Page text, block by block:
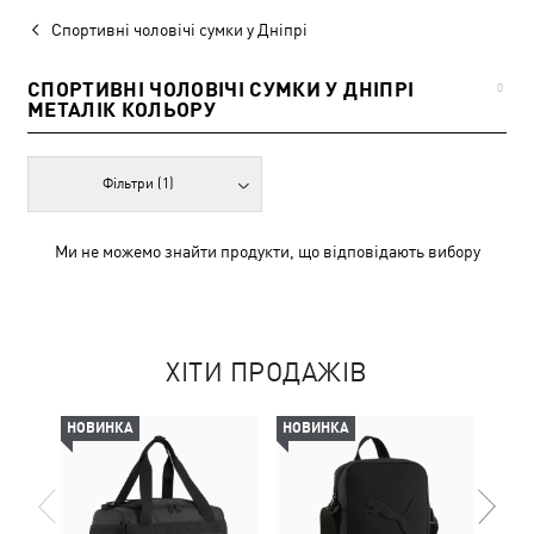
Спортивні чоловічі сумки у Дніпрі
СПОРТИВНІ ЧОЛОВІЧІ СУМКИ У ДНІПРІ
МЕТАЛІК КОЛЬОРУ
0
Фільтри (1)
Ми не можемо знайти продукти, що відповідають вибору
ХІТИ ПРОДАЖІВ
НОВИНКА НОВИНКА